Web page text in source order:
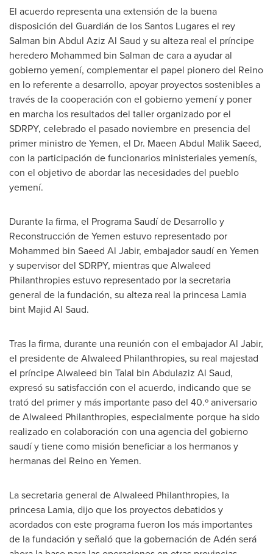
El acuerdo representa una extensión de la buena
disposición del Guardián de losSantos Lugaresel rey
Salman bin Abdul Aziz Al Saud y su alteza real el príncipe
heredero Mohammed bin Salman decara a ayudar al
gobierno yemení, complementar el papel pionero del Reino
en lo referente a desarrollo, apoyar proyectos sostenibles a
través de la cooperación con el gobierno yemení y poner
en marcha los resultados del taller organizado por el
SDRPY, celebrado el pasado noviembre en presencia del
primer ministro deYemen, el Dr. Maeen Abdul Malik Saeed,
con la participación de funcionarios ministeriales yemenís,
con el objetivo de abordar las necesidades del pueblo
yemení.
Durante lafirma, el Programa Saudí de Desarrollo y
Reconstrucción deYemen estuvo representado por
Mohammed bin Saeed Al Jabir, embajador saudí en Yemen
y supervisor del SDRPY, mientras que Alwaleed
Philanthropies estuvo representado por la secretaria
general de la fundación, su alteza real la princesa Lamia
bint Majid Al Saud.
Tras lafirma, durante una reunión con el embajadorAl Jabir,
el presidente de Alwaleed Philanthropies, su real majestad
el príncipeAlwaleed bin Talal bin Abdulaziz Al Saud,
expresó su satisfacción con el acuerdo, indicando que se
trató del primer y más importante paso del 40.º aniversario
de Alwaleed Philanthropies, especialmente porque ha sido
realizado en colaboración con una agencia del gobierno
saudí y tiene como misión beneficiar a los hermanos y
hermanas del Reino en Yemen.
La secretaria general de Alwaleed Philanthropies, la
princesa Lamia, dijo que los proyectos debatidos y
acordados con este programa fueron los más importantes
de la fundación y señaló que la gobernación de Adén será